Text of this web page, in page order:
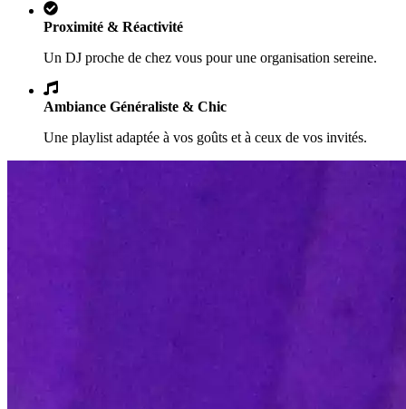
Proximité & Réactivité
Un DJ proche de chez vous pour une organisation sereine.
Ambiance Généraliste & Chic
Une playlist adaptée à vos goûts et à ceux de vos invités.